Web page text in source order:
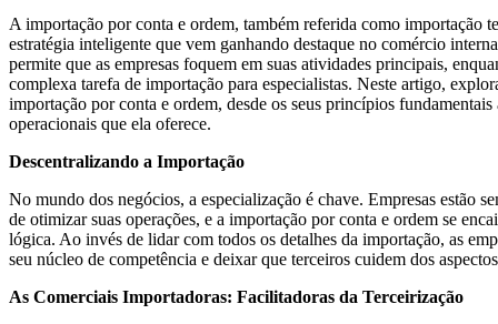
A importação por conta e ordem, também referida como importação
estratégia inteligente que vem ganhando destaque no comércio
permite que as empresas foquem em suas atividades principais,
complexa tarefa de importação para especialistas. Neste artigo,
importação por conta e ordem, desde os seus princípios
operacionais que ela oferece.
Descentralizando a Importação
No mundo dos negócios, a especialização é chave. Empresas estão
de otimizar suas operações, e a importação por conta e ordem se
lógica. Ao invés de lidar com todos os detalhes da importação, as
seu núcleo de competência e deixar que terceiros cuidem dos
As Comerciais Importadoras: Facilitadoras da Terceirização